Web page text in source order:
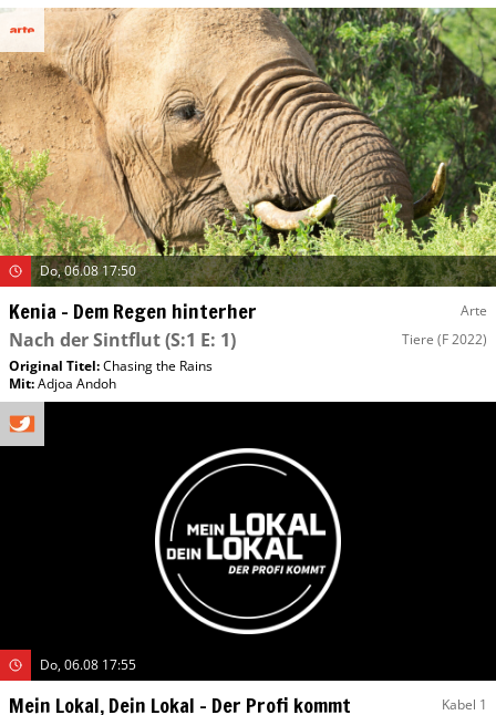
Do, 06.08 17:50
Kenia – Dem Regen hinterher Arte
Nach der Sintflut(S:1 E: 1) Tiere (F 2022)
Original Titel:Chasing the Rains
Mit:Adjoa Andoh
Do, 06.08 17:55
Mein Lokal, Dein Lokal – Der Profi kommt Kabel 1